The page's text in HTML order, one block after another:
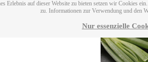
Erlebnis auf dieser Website zu bieten setzen wir Cookies
zu. Informationen zur Verwendung und den
Nur essenzielle